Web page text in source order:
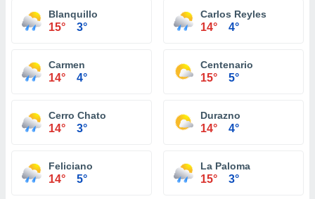
Blanquillo
15° 3°
Carlos Reyles
14° 4°
Carmen
14° 4°
Centenario
15° 5°
Cerro Chato
14° 3°
Durazno
14° 4°
Feliciano
14° 5°
La Paloma
15° 3°